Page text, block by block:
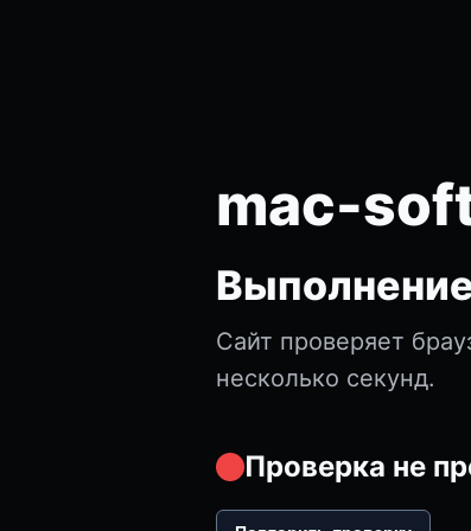
mac-
Сайт проверяет
несколько секунд.
Проверка не